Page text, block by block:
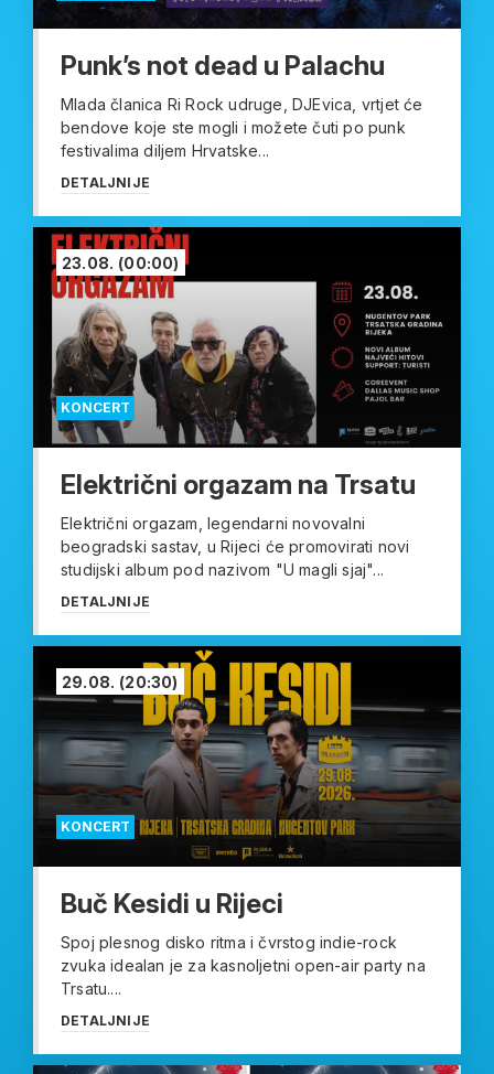
Punk’s not dead u Palachu
Mlada članica Ri Rock udruge, DJEvica, vrtjet će
bendove koje ste mogli i možete čuti po punk
festivalima diljem Hrvatske...
DETALJNIJE
KONCERT
23.08. (00:00)
Električni orgazam na Trsatu
Električni orgazam, legendarni novovalni
beogradski sastav, u Rijeci će promovirati novi
studijski album pod nazivom "U magli sjaj"...
DETALJNIJE
KONCERT
29.08. (20:30)
Buč Kesidi u Rijeci
Spoj plesnog disko ritma i čvrstog indie-rock
zvuka idealan je za kasnoljetni open-air party na
Trsatu....
DETALJNIJE